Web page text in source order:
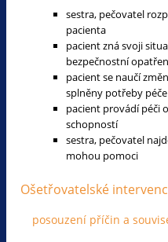
sestra, pečovatel
pacienta
pacient zná svoji
bezpečnostní
pacient se naučí
splněny potřeby
pacient provádí péči
schopností
sestra, pečovatel
mohou pomoci
Ošetřovatelské
posouzení příčin a